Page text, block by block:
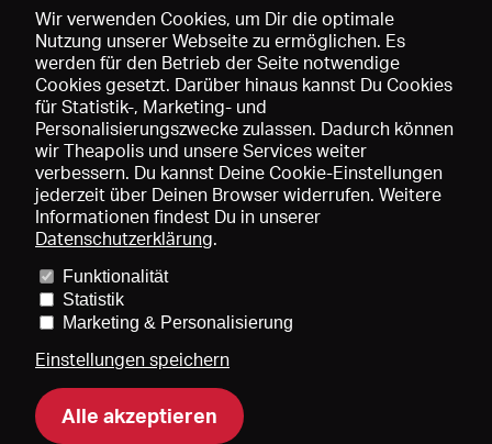
Speichern
Preise und Mitgliedschaften
Mediadaten
Über uns Impressum
Wir verwenden Cookies, um Dir die optimale
Nutzung unserer Webseite zu ermöglichen. Es
werden für den Betrieb der Seite notwendige
Cookies gesetzt. Darüber hinaus kannst Du Cookies
für Statistik-, Marketing- und
Personalisierungszwecke zulassen. Dadurch können
wir Theapolis und unsere Services weiter
verbessern. Du kannst Deine Cookie-Einstellungen
jederzeit über Deinen Browser widerrufen. Weitere
Informationen findest Du in unserer
Datenschutzerklärung.
Funktionalität
Statistik
Marketing & Personalisierung
Einstellungen speichern
Alle akzeptieren